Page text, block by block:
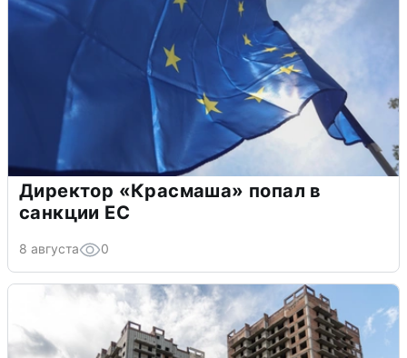
Директор «Красмаша» попал в
санкции ЕС
8 августа 0